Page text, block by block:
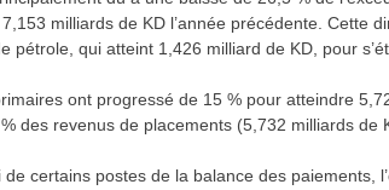
milliards de KD l’année précédente. Cette
pétrole, qui atteint 1,426 milliard de KD, pour
ont progressé de 15 % pour atteindre
des revenus de placements (5,732 milliards de
de certains postes de la balance des paiements,